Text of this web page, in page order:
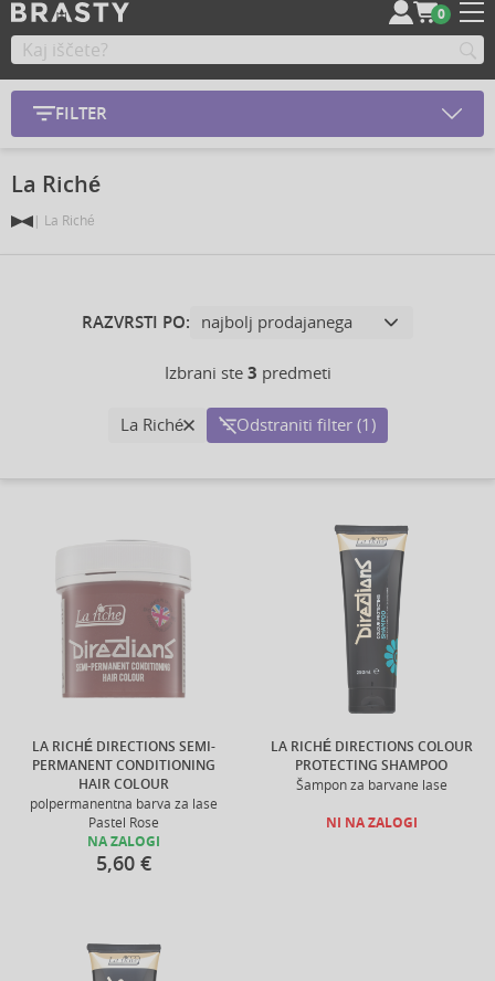
0
FILTER
La Riché
La Riché
RAZVRSTI PO:
Izbrani ste 3 predmeti
La Riché Odstraniti filter (1)
LA RICHÉ DIRECTIONS SEMI-
PERMANENT CONDITIONING
HAIR COLOUR
polpermanentna barva za lase
Pastel Rose
NA ZALOGI
5,60 €
LA RICHÉ DIRECTIONS COLOUR
PROTECTING SHAMPOO
Šampon za barvane lase
NI NA ZALOGI